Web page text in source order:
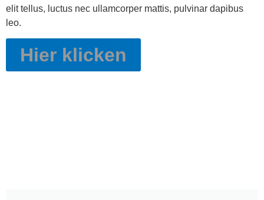
elit tellus, luctus nec ullamcorper mattis, pulvinar dapibus
leo.
Hier klicken